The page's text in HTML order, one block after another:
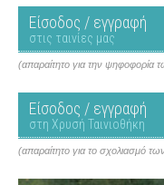
Είσοδος / εγγραφή
στις ταινίες μας
(απαραίτητο για την ψηφοφορία
Είσοδος / εγγραφή
στη Χρυσή Ταινιοθήκη
(απαραίτητο για το σχολιασμό